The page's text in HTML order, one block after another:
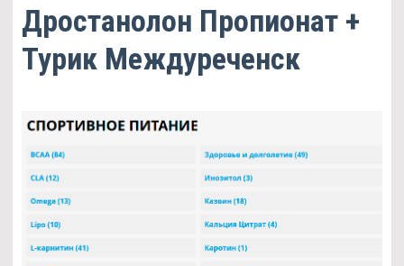
Дростанолон Пропионат +
Турик Междуреченск